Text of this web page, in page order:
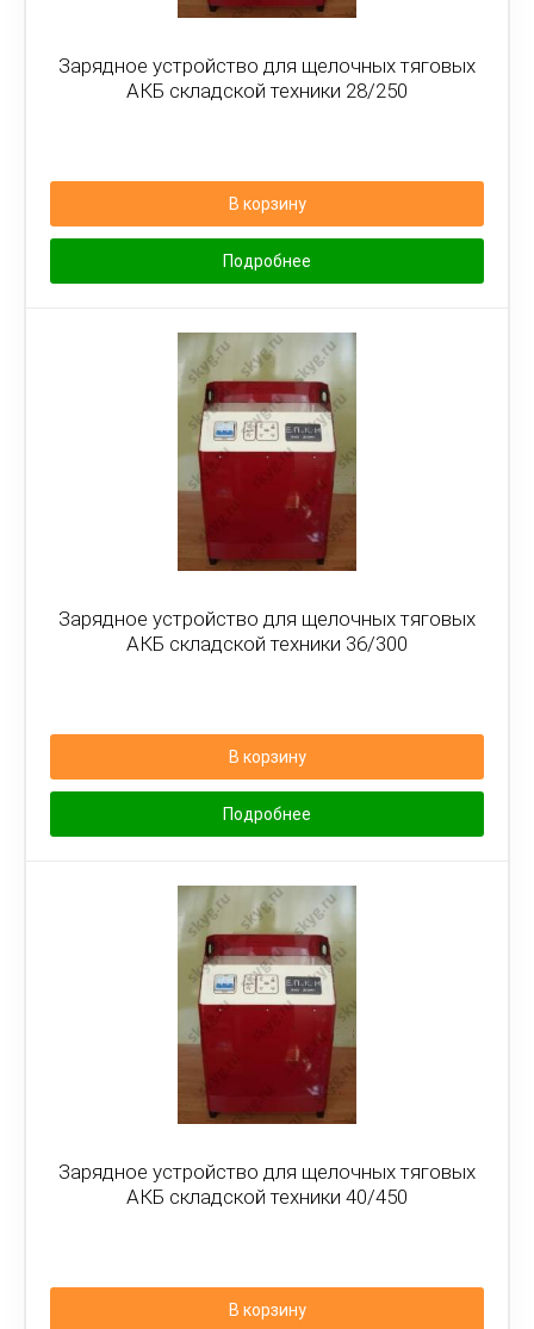
Зарядное устройство для щелочных тяговых
АКБ складской техники 28/250
В корзину
Подробнее
Зарядное устройство для щелочных тяговых
АКБ складской техники 36/300
В корзину
Подробнее
Зарядное устройство для щелочных тяговых
АКБ складской техники 40/450
В корзину